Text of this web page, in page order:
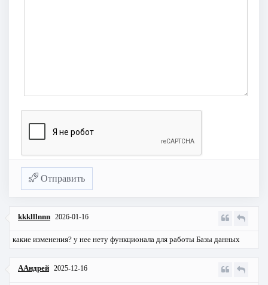
Отправить
kkklllnnn 2026-01-16
какие изменения? у нее нету функционала для работы Базы данных
ААндрей 2025-12-16